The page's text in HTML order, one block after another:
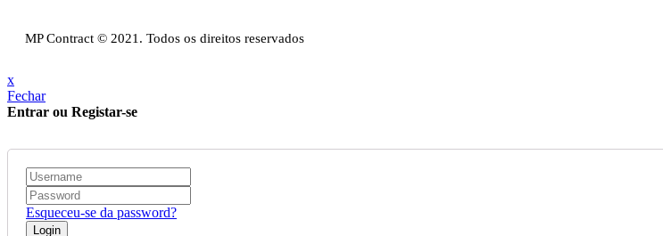
MP Contract © 2021. Todos os direitos reservados
x
Fechar
Entrar ou Registar-se
Esqueceu-se da password?